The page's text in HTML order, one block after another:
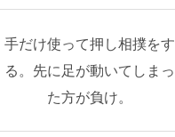
手だけ使って押し相撲をす
る。先に足が動いてしまっ
た方が負け。